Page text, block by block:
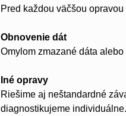
Pred každou väčšou
Obnovenie dát
Omylom zmazané dáta
Iné opravy
Riešime aj neštandardné
diagnostikujeme individuálne.